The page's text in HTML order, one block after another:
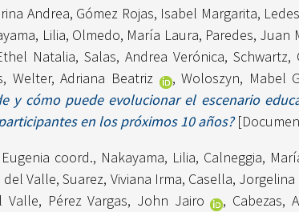
Andrea, Gómez Rojas, Isabel Margarita,
Lilia, Olmedo, María Laura, Paredes, Juan
Natalia,Salas, Andrea Verónica, Schwartz,
, Welter, Adriana Beatriz ,Woloszyn, Mabel
y cómo puede evolucionar el escenario
en los próximos 10 años?
coord., Nakayama, Lilia, Calneggia,
del Valle,Suarez, Viviana Irma, Casella,
Valle, Pérez Vargas, John Jairo , Cabezas,